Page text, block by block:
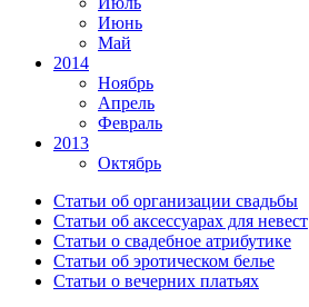
Июнь
Май
2014
Ноябрь
Апрель
Февраль
2013
Октябрь
Статьи об организации свадьбы
Статьи об аксессуарах для невест
Статьи о свадебное атрибутике
Статьи об эротическом белье
Статьи о вечерних платьях